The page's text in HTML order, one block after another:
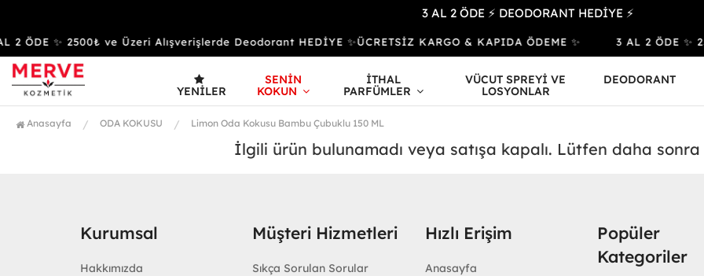
3 AL 2 ÖDE ⚡ DEODORANT HEDİYE ⚡
2 ÖDE ✨ 2500₺ ve Üzeri Alışverişlerde Deodorant HEDİYE ✨ÜCRETSİZ KARGO & KAPIDA ÖDEME ✨ 3 AL 2 ÖDE ✨
YENILER
SENİN
KOKUN
İTHAL
PARFÜMLER
VÜCUT SPREYİ VE
LOSYONLAR
DEODORANT
Anasayfa ODA KOKUSU Limon Oda Kokusu Bambu Çubuklu 150 ML
İlgili ürün bulunamadı veya satışa kapalı. Lütfen daha
Kurumsal
Hakkımızda
Müşteri Hizmetleri
Sıkça Sorulan Sorular
Hızlı Erişim
Anasayfa
Popüler
Kategoriler